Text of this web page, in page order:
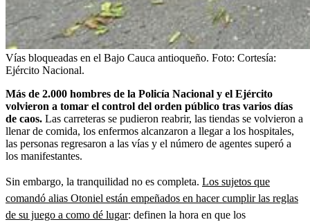
Vías bloqueadas en el Bajo Cauca antioqueño. Foto: Cortesía:
Ejército Nacional.
Más de 2.000 hombres de la Policía Nacional y el Ejército
volvieron a tomar el control del orden público tras varios días
de caos. Las carreteras se pudieron reabrir, las tiendas se volvieron a
llenar de comida, los enfermos alcanzaron a llegar a los hospitales,
las personas regresaron a las vías y el número de agentes superó a
los manifestantes.
Sin embargo, la tranquilidad no es completa. Los sujetos que
comandó alias Otoniel están empeñados en hacer cumplir las reglas
de su juego a como dé lugar: definen la hora en que los